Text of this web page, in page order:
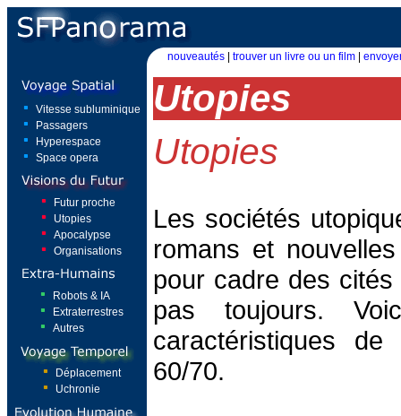
nouveautés trouver un livre ou un film
Vitesse subluminique
Passagers
Hyperespace
Space opera
Futur proche
Utopies
Apocalypse
Organisations
Robots & IA
Extraterrestres
Autres
Déplacement
Uchronie
Utopies
Utopies
Les sociétés
romans et
pour cadre des
pas toujours.
caractéristiques
60/70.